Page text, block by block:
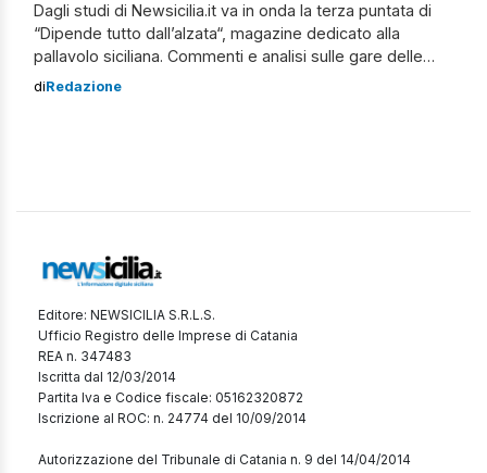
Dagli studi di Newsicilia.it va in onda la terza puntata di
“Dipende tutto dall’alzata“, magazine dedicato alla
pallavolo siciliana. Commenti e analisi sulle gare delle
società siciliane di volley nella stagione 2023/2024.
diRedazione
Editore: NEWSICILIA S.R.L.S.
Ufficio Registro delle Imprese di Catania
REA n. 347483
Iscritta dal 12/03/2014
Partita Iva e Codice fiscale: 05162320872
Iscrizione al ROC: n. 24774 del 10/09/2014
Autorizzazione del Tribunale di Catania n. 9 del 14/04/2014